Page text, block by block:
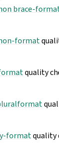
brace-
format
quality
formatquality